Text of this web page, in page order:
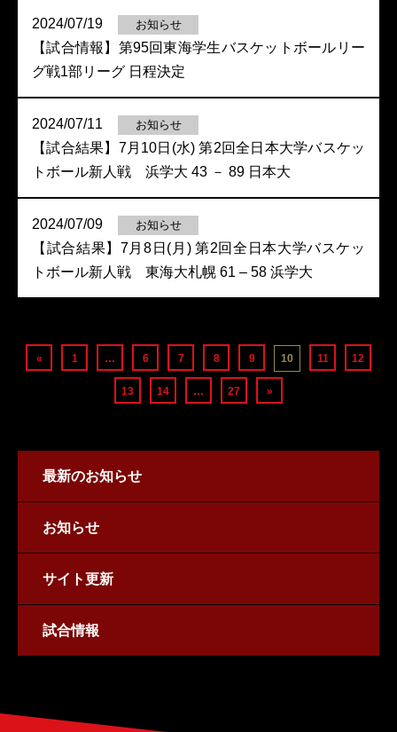
2024/07/19 お知らせ
【試合情報】第95回東海学生バスケットボールリー
グ戦1部リーグ 日程決定
2024/07/11 お知らせ
【試合結果】7月10日(水) 第2回全日本大学バスケッ
トボール新人戦 浜学大 43 － 89 日本大
2024/07/09 お知らせ
【試合結果】7月8日(月) 第2回全日本大学バスケッ
トボール新人戦 東海大札幌 61 – 58 浜学大
« 1 … 6 7 8 9 10 11 12
13 14 … 27 »
最新のお知らせ
お知らせ
サイト更新
試合情報